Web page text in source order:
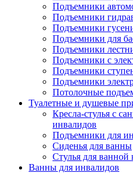
Подъемники
Подъемники
Подъемники
Подъемники для
Подъемники
Подъемники с
Подъемники
Подъемники
Потолочные
Туалетные и душевые
Кресла-стулья с
инвалидов
Подъемники для
Сиденья для ванны
Стулья для ванной
Ванны для инвалидов